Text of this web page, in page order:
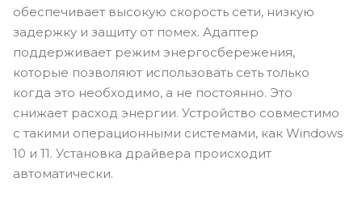
обеспечивает высокую скорость сети, низкую
задержку и защиту от помех. Адаптер
поддерживает режим энергосбережения,
которые позволяют использовать сеть только
когда это необходимо, а не постоянно. Это
снижает расход энергии. Устройство совместимо
с такими операционными системами, как Windows
10 и 11. Установка драйвера происходит
автоматически.